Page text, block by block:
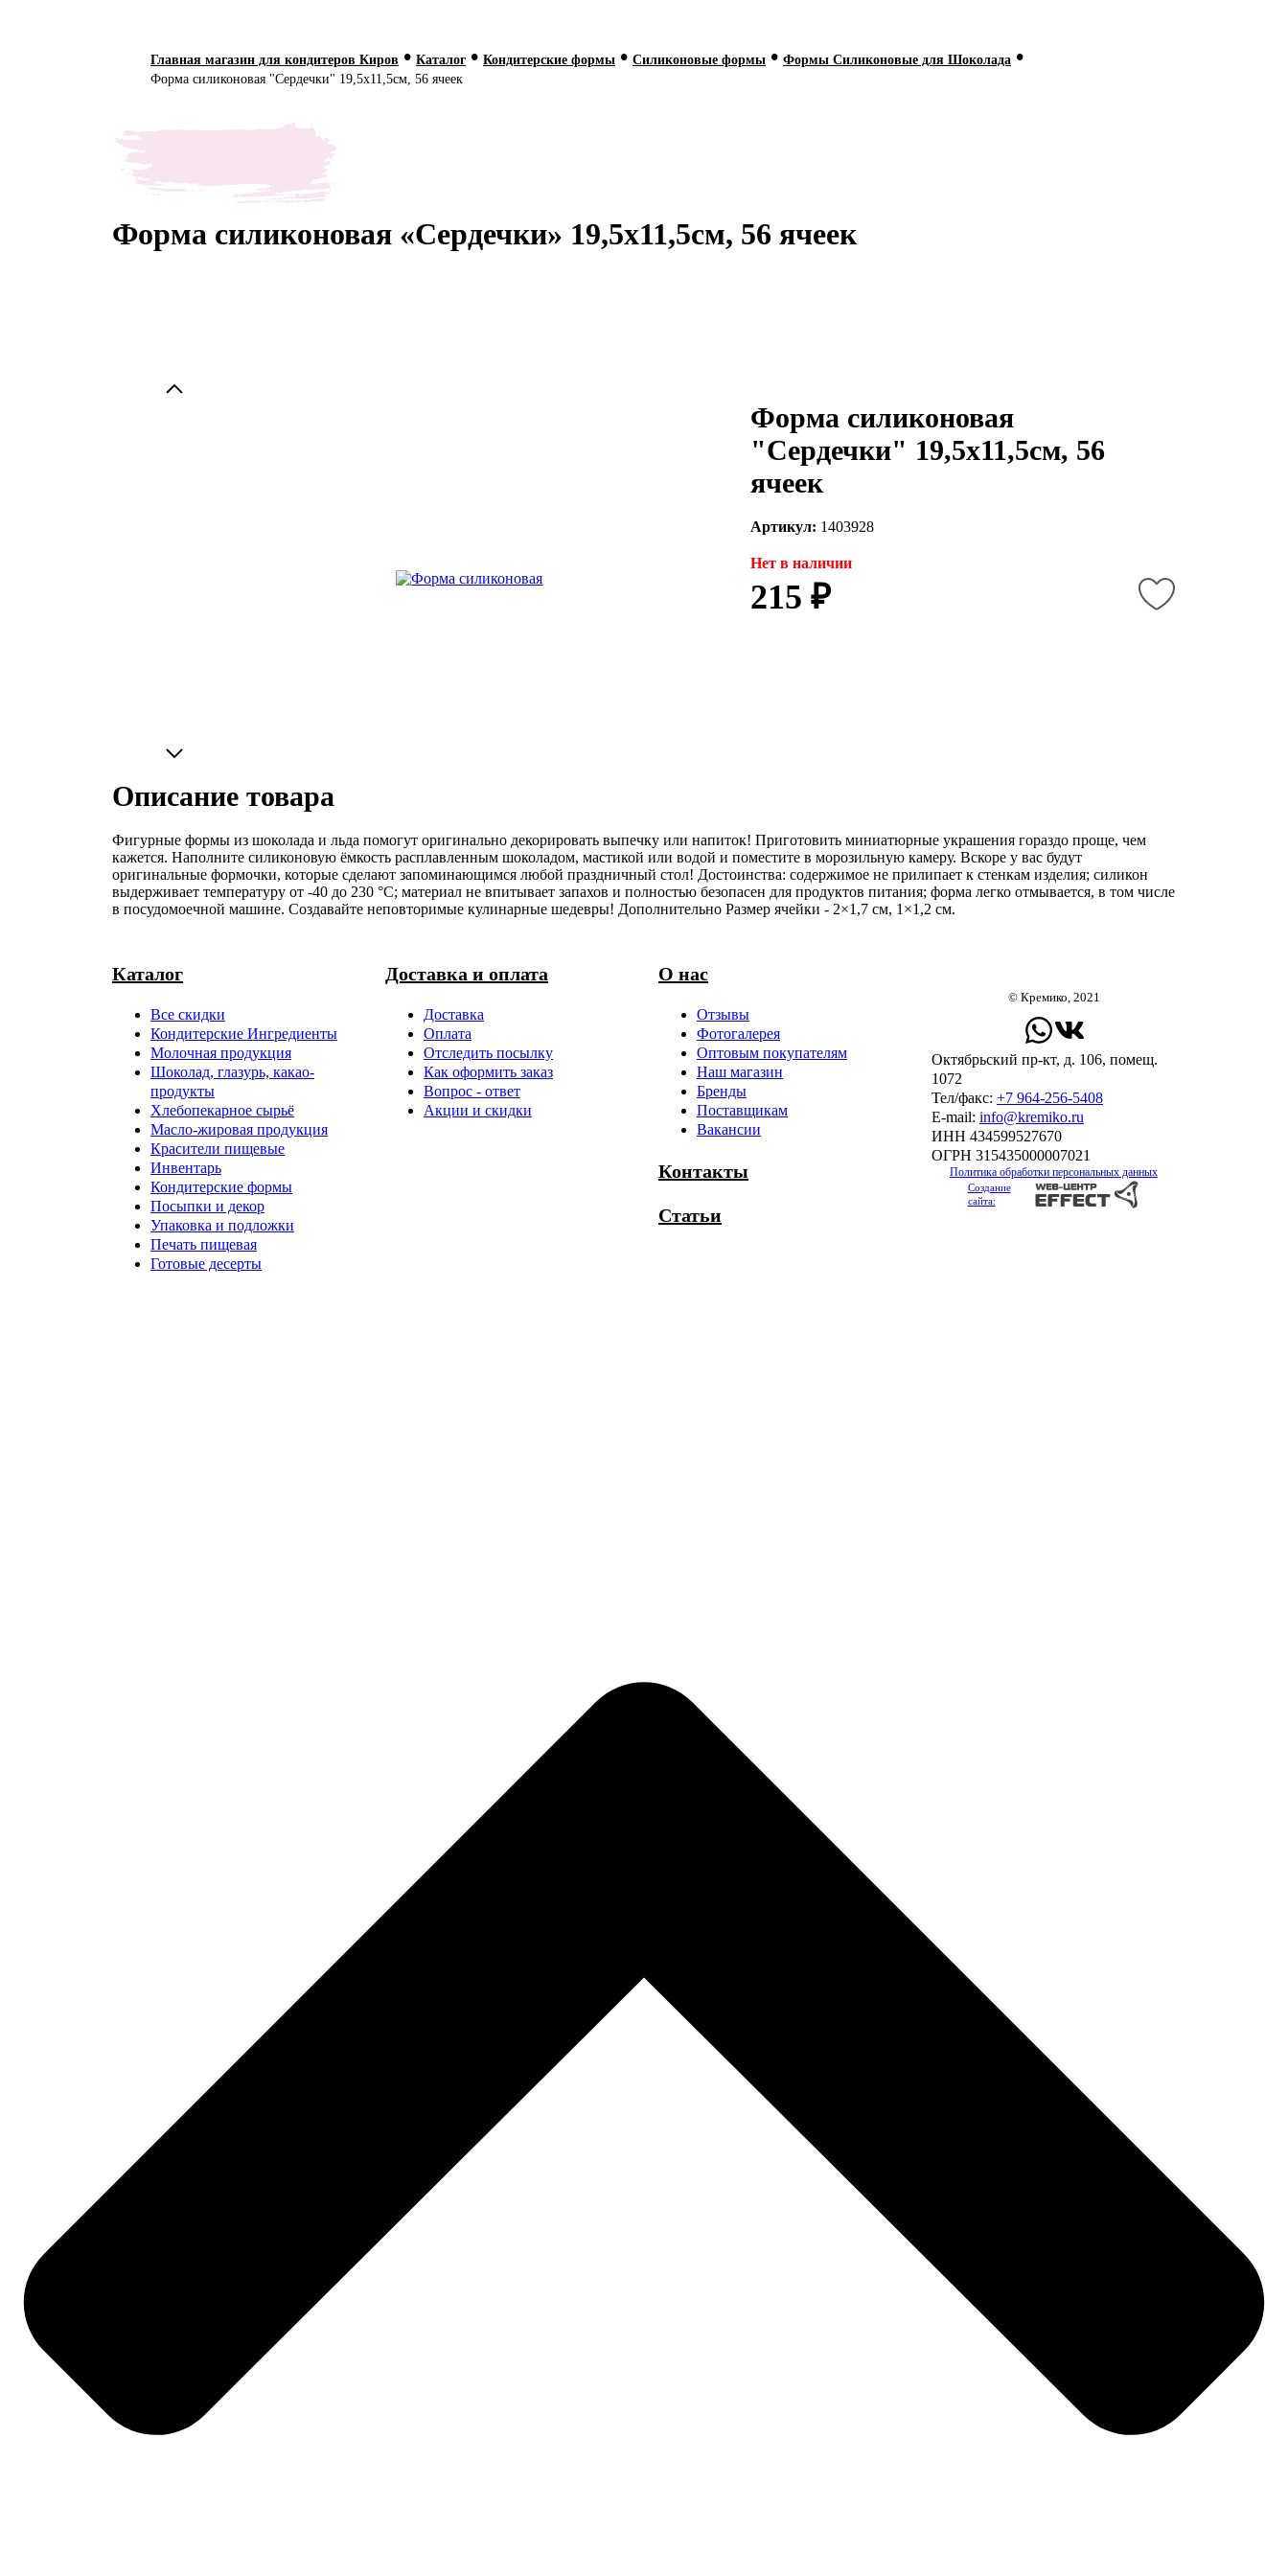
Главная магазин для кондитеров Киров • Каталог • Кондитерские формы • Силиконовые формы • Формы Силиконовые для Шоколада •
Форма силиконовая "Сердечки" 19,5х11,5см, 56 ячеек
Форма силиконовая «Сердечки» 19,5х11,5см, 56 ячеек
Форма силиконовая
"Сердечки" 19,5х11,5см, 56
ячеек
Артикул: 1403928
Нет в наличии
215 ₽
Описание товара
Фигурные формы из шоколада и льда помогут оригинально декорировать выпечку или напиток! Приготовить миниатюрные украшения гораздо проще, чем
кажется. Наполните силиконовую ёмкость расплавленным шоколадом, мастикой или водой и поместите в морозильную камеру. Вскоре у вас будут
оригинальные формочки, которые сделают запоминающимся любой праздничный стол! Достоинства: содержимое не прилипает к стенкам изделия; силикон
выдерживает температуру от -40 до 230 °С; материал не впитывает запахов и полностью безопасен для продуктов питания; форма легко отмывается, в том числе
в посудомоечной машине. Создавайте неповторимые кулинарные шедевры! Дополнительно Размер ячейки - 2×1,7 см, 1×1,2 см.
Каталог
Все скидки
Кондитерские Ингредиенты
Молочная продукция
Шоколад, глазурь, какао-
продукты
Хлебопекарное сырьё
Масло-жировая продукция
Красители пищевые
Инвентарь
Кондитерские формы
Посыпки и декор
Упаковка и подложки
Печать пищевая
Готовые десерты
Доставка и оплата
Доставка
Оплата
Отследить посылку
Как оформить заказ
Вопрос - ответ
Акции и скидки
О нас
Отзывы
Фотогалерея
Оптовым покупателям
Наш магазин
Бренды
Поставщикам
Вакансии
Контакты
Статьи
© Кремико, 2021
Октябрьский пр-кт, д. 106, помещ.
1072
Тел/факс: +7 964-256-5408
Е-mail: info@kremiko.ru
ИНН 434599527670
ОГРН 315435000007021
Политика обработки персональных данных
Создание
сайта: